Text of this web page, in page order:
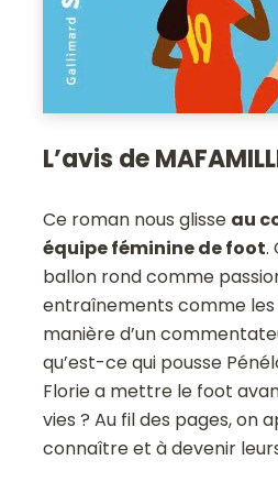
L’avis de
Ce roman nous glisse au
équipe féminine de foot.
ballon rond comme
entraînements comme
manière d’un
qu’est-ce qui pousse
Florie a mettre le foot
vies ? Au fil des pages, on
connaître et à devenir